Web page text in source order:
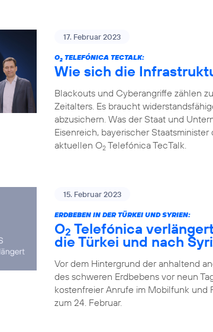
17. Februar 2023
O2 TELEFÓNICA TECTALK:
Wie sich die
Blackouts und Cyberangriffe zählen
Zeitalters. Es braucht
abzusichern. Was der Staat und
Eisenreich, bayerischer Staatsminister
aktuellen O2 Telefónica TecTalk.
15. Februar 2023
ERDBEBEN IN DER TÜRKEI UND SYRIEN:
O2 Telefónica
die Türkei und nach
Vor dem Hintergrund der anhaltend
des schweren Erdbebens vor neun
kostenfreier Anrufe im Mobilfunk und
zum 24. Februar.